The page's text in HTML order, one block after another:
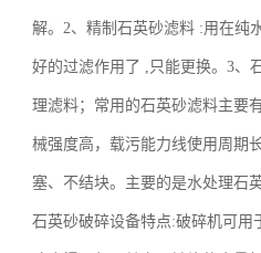
解。2、精制石英砂滤料 :用在纯
好的过滤作用了 ,只能更换。3、
理滤料；常用的石英砂滤料主要
械强度高，载污能力线使用周期
塞、不结块。主要的是水处理石
石英砂破碎设备特点:破碎机可用